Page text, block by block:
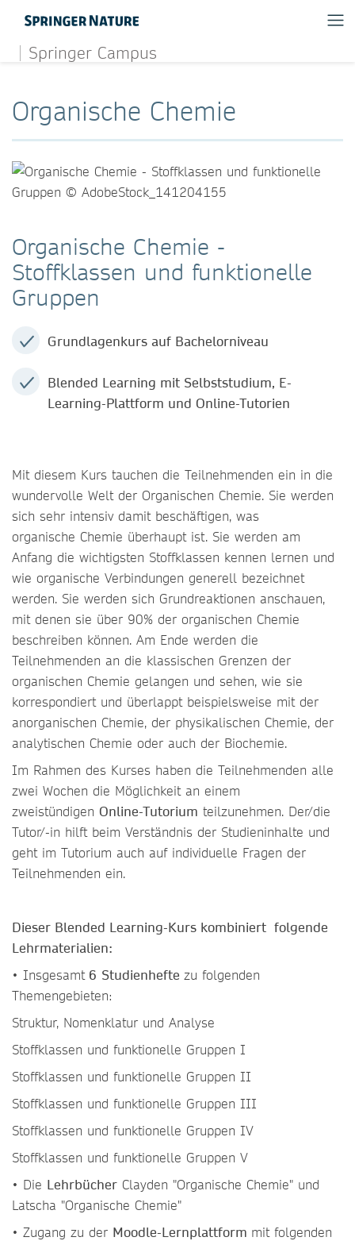
Springer Campus
Organische Chemie
Organische Chemie -
Stoffklassen und funktionelle
Gruppen
Grundlagenkurs auf Bachelorniveau
Blended Learning mit Selbststudium, E-
Learning-Plattform und Online-Tutorien
Mit diesem Kurs tauchen die Teilnehmenden ein in die
wundervolle Welt der Organischen Chemie. Sie werden
sich sehr intensiv damit beschäftigen, was
organische Chemie überhaupt ist. Sie werden am
Anfang die wichtigsten Stoffklassen kennen lernen und
wie organische Verbindungen generell bezeichnet
werden. Sie werden sich Grundreaktionen anschauen,
mit denen sie über 90% der organischen Chemie
beschreiben können. Am Ende werden die
Teilnehmenden an die klassischen Grenzen der
organischen Chemie gelangen und sehen, wie sie
korrespondiert und überlappt beispielsweise mit der
anorganischen Chemie, der physikalischen Chemie, der
analytischen Chemie oder auch der Biochemie.
Im Rahmen des Kurses haben die Teilnehmenden alle
zwei Wochen die Möglichkeit an einem
zweistündigen Online-Tutorium teilzunehmen. Der/die
Tutor/-in hilft beim Verständnis der Studieninhalte und
geht im Tutorium auch auf individuelle Fragen der
Teilnehmenden ein.
Dieser Blended Learning-Kurs kombiniert folgende
Lehrmaterialien:
• Insgesamt6 Studienhefte zu folgenden
Themengebieten:
Struktur, Nomenklatur und Analyse
Stoffklassen und funktionelle Gruppen I
Stoffklassen und funktionelle Gruppen II
Stoffklassen und funktionelle Gruppen III
Stoffklassen und funktionelle Gruppen IV
Stoffklassen und funktionelle Gruppen V​
• Die Lehrbücher Clayden "Organische Chemie" und
Latscha "Organische Chemie"
• Zugang zu der Moodle-Lernplattform mit folgenden